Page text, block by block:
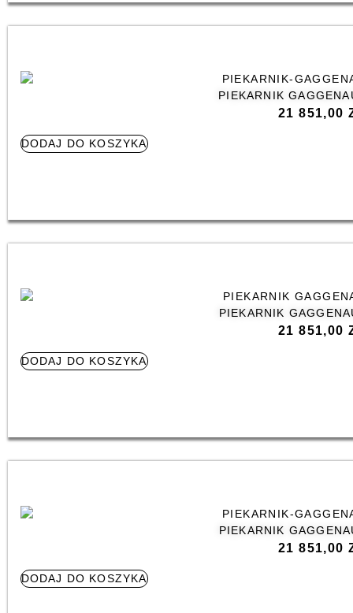
PIEKARNIK
21 851,00
DODAJ DO KOSZYKA
PIEKARNIK
21 851,00
DODAJ DO KOSZYKA
PIEKARNIK
21 851,00
DODAJ DO KOSZYKA